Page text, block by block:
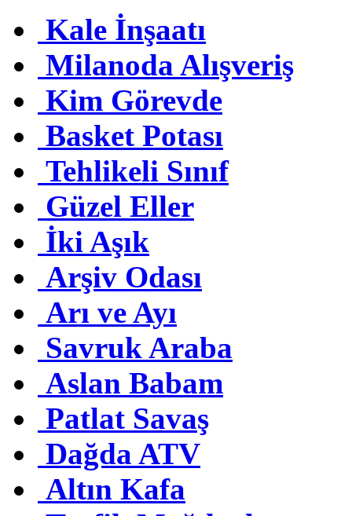
Kale İnşaatı
Milanoda Alışveriş
Kim Görevde
Basket Potası
Tehlikeli Sınıf
Güzel Eller
İki Aşık
Arşiv Odası
Arı ve Ayı
Savruk Araba
Aslan Babam
Patlat Savaş
Dağda ATV
Altın Kafa